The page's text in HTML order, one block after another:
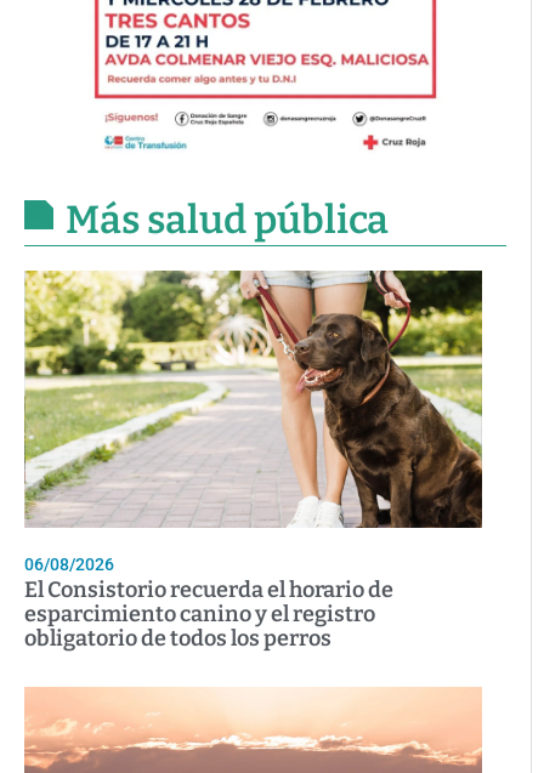
Más salud pública
06/08/2026
El Consistorio recuerda el horario de
esparcimiento canino y el registro
obligatorio de todos los perros